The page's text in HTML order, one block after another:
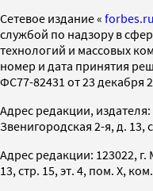
Cетевое издание « forbes.ru
службой по надзору в
технологий и массовых
номер и дата принятия
ФС77-82431 от 23 декабря
Адрес редакции, издателя:
Звенигородская 2-я, д. 13,
Адрес редакции: 123022,
13, стр. 15, эт. 4, пом. X,